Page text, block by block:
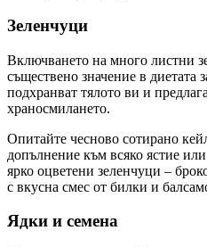
Зеленчуци
Включването на много листни
съществено значение в диетата
подхранват тялото ви и
храносмилането.
Опитайте чесново сотирано
допълнение към всяко ястие или
ярко оцветени зеленчуци –
с вкусна смес от билки и
Ядки и семена